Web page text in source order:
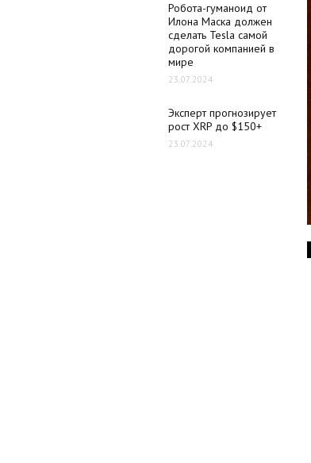
Робота-гуманоид от
Илона Маска должен
сделать Tesla самой
дорогой компанией в
мире
23.07.2024
Эксперт прогнозирует
рост XRP до $150+
23.07.2024